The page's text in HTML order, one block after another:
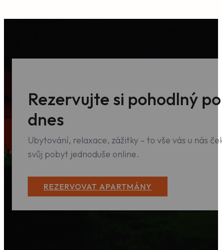
Rezervujte si pohodlný
dnes
Ubytování, relaxace, zážitky – to vše vás u nás
svůj pobyt jednoduše online.
REZERVOVAT APARTMÁNY